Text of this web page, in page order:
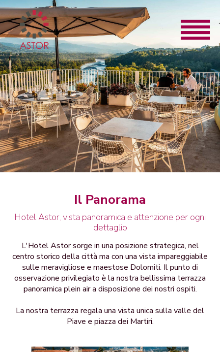
Il Panorama
Hotel Astor, vista panoramica e attenzione per ogni
dettaglio
L'Hotel Astor sorge in una posizione strategica, nel
centro storico della città ma con una vista impareggiabile
sulle meravigliose e maestose Dolomiti. Il punto di
osservazione privilegiato è la nostra bellissima terrazza
panoramica plein air a disposizione dei nostri ospiti.
La nostra terrazza regala una vista unica sulla valle del
Piave e piazza dei Martiri.